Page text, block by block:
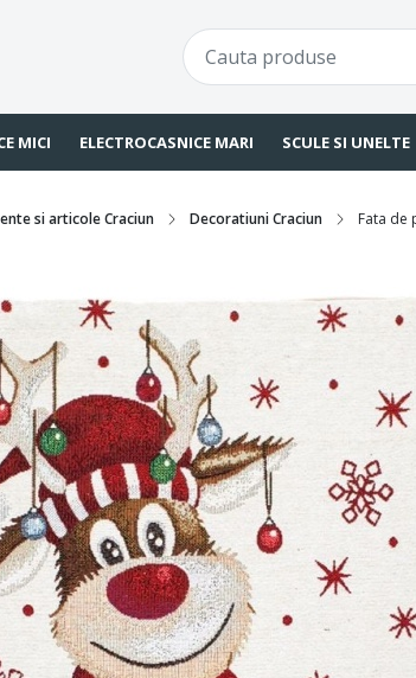
MICI ELECTROCASNICE MARI SCULE SI UNELTE
si articole Craciun Decoratiuni Craciun Fata de